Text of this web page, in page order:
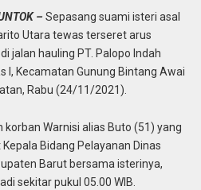
– Sepasang suami isteri asal
Utara tewas terseret arus
jalan hauling PT. Palopo Indah
I, Kecamatan Gunung Bintang Awai
Rabu (24/11/2021).
Warnisi alias Buto (51) yang
Bidang Pelayanan Dinas
Barut bersama isterinya,
sekitar pukul 05.00 WIB.